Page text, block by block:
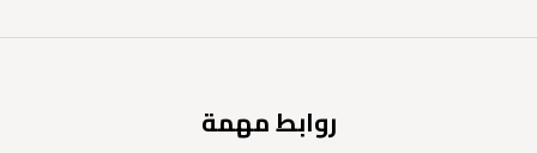
روابط مهمة